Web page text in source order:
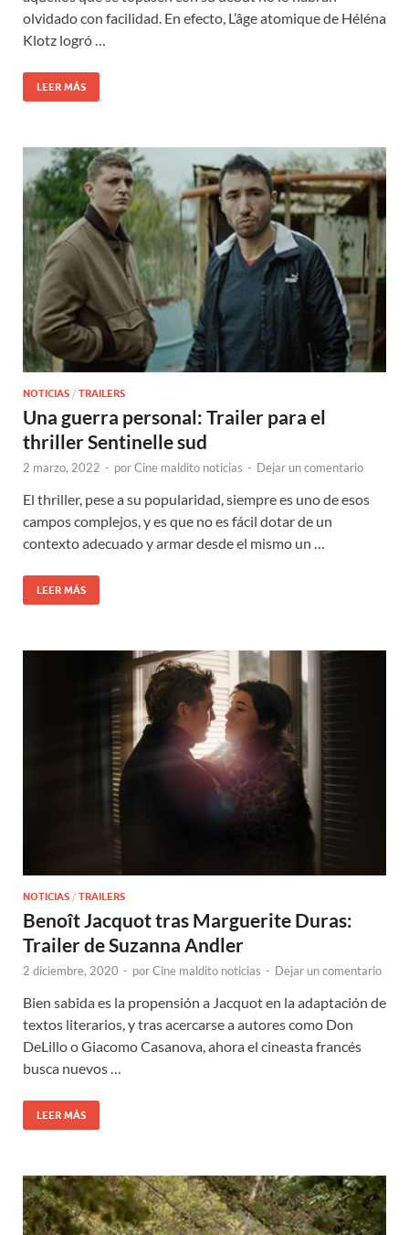
olvidado con facilidad. En efecto, L’âge atomique de Héléna
Klotz logró …
LEER MÁS
NOTICIAS / TRAILERS
Una guerra personal: Trailer para el
thriller Sentinelle sud
2 marzo, 2022 - porCine maldito noticias - Dejar un comentario
El thriller, pese a su popularidad, siempre es uno de esos
campos complejos, y es que no es fácil dotar de un
contexto adecuado y armar desde el mismo un …
LEER MÁS
NOTICIAS / TRAILERS
Benoît Jacquot tras Marguerite Duras:
Trailer de Suzanna Andler
2 diciembre, 2020 - porCine maldito noticias - Dejar un comentario
Bien sabida es la propensión a Jacquot en la adaptación de
textos literarios, y tras acercarse a autores como Don
DeLillo o Giacomo Casanova, ahora el cineasta francés
busca nuevos …
LEER MÁS